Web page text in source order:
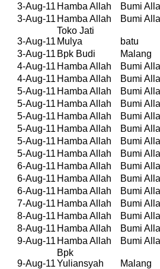
3-Aug-11 Hamba Allah Bumi
3-Aug-11 Hamba Allah Bumi
3-Aug-11
Toko Jati
Mulya
batu
3-Aug-11 Bpk Budi Malang
4-Aug-11 Hamba Allah Bumi
4-Aug-11 Hamba Allah Bumi
5-Aug-11 Hamba Allah Bumi
5-Aug-11 Hamba Allah Bumi
5-Aug-11 Hamba Allah Bumi
5-Aug-11 Hamba Allah Bumi
5-Aug-11 Hamba Allah Bumi
5-Aug-11 Hamba Allah Bumi
6-Aug-11 Hamba Allah Bumi
6-Aug-11 Hamba Allah Bumi
6-Aug-11 Hamba Allah Bumi
7-Aug-11 Hamba Allah Bumi
8-Aug-11 Hamba Allah Bumi
8-Aug-11 Hamba Allah Bumi
9-Aug-11 Hamba Allah Bumi
9-Aug-11
Bpk
Yuliansyah
Malang